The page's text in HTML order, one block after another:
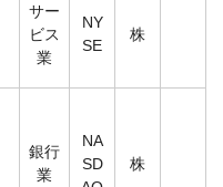
サー
ビス
業
NY
SE
株
銀行
業
NA
SD
株